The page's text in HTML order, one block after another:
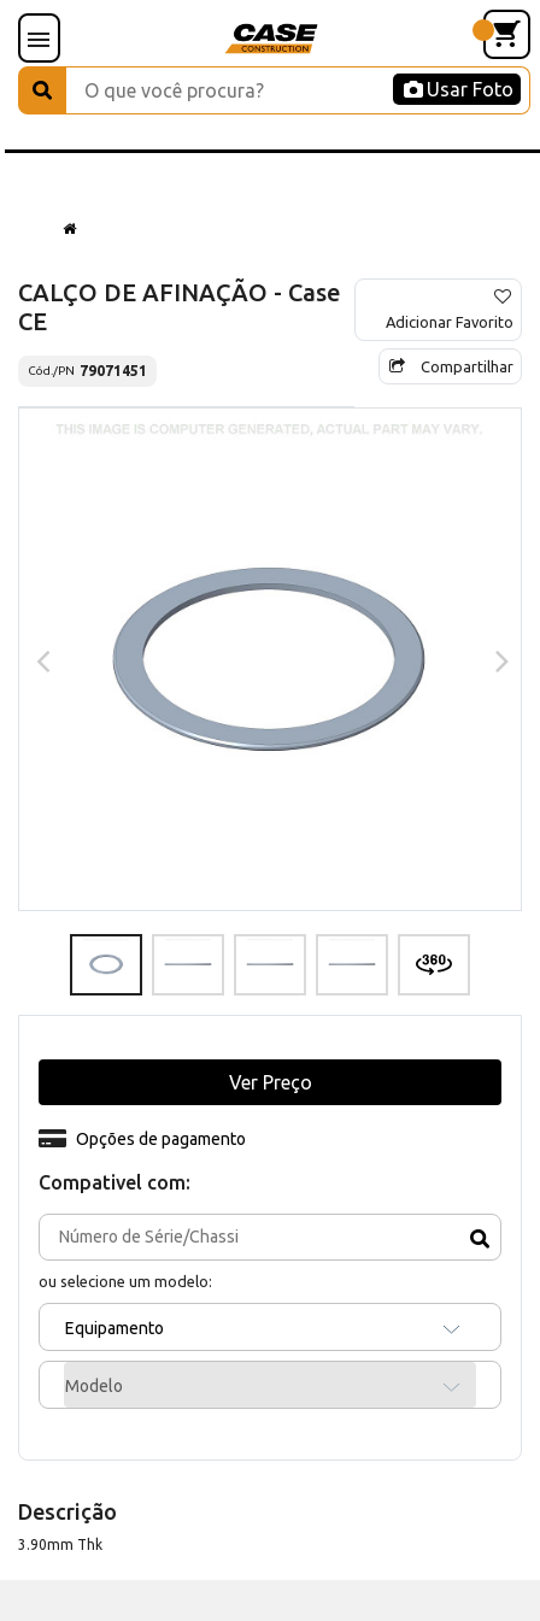
Usar Foto
CALÇO DE AFINAÇÃO - Case
CE
Cód./PN 79071451
Adicionar Favorito
Compartilhar
Compativel com:
ou selecione um modelo:
Equipamento
Modelo
Opções de pagamento
Ver Preço
Descrição
3.90mm Thk